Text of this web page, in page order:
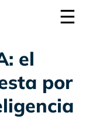
☰
el
por